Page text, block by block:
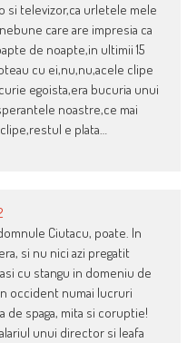
si televizor,ca urletele mele
care are impresia ca
de noapte,in ultimii 15
cu ei,nu,nu,acele clipe
egoista,era bucuria unui
noastre,ce mai
e plata…
Ciutacu, poate. In
si nu nici azi pregatit
cu stangu in domeniu de
occident numai lucruri
de spaga, mita si coruptie!
unui director si leafa